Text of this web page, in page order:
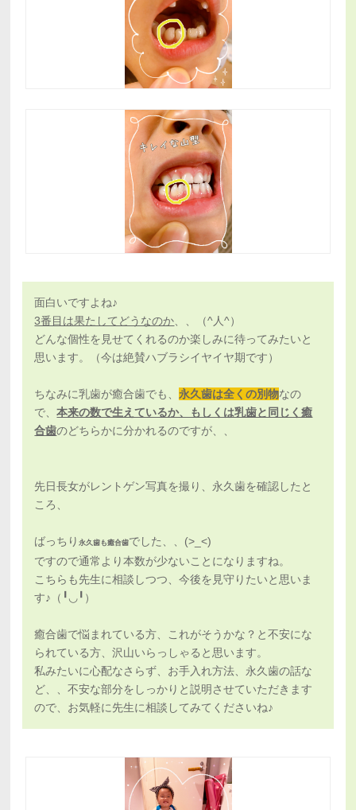
面白いですよね♪
3番目は果たしてどうなのか、、（^人^）
どんな個性を見せてくれるのか楽しみに待ってみたいと
思います。（今は絶賛ハブラシイヤイヤ期です）
ちなみに乳歯が癒合歯でも、永久歯は全くの別物なの
で、本来の数で生えているか、もしくは乳歯と同じく癒
合歯のどちらかに分かれるのですが、、
先日長女がレントゲン写真を撮り、永久歯を確認したと
ころ、
ばっちり永久歯も癒合歯でした、、(>_<)
ですので通常より本数が少ないことになりますね。
こちらも先生に相談しつつ、今後を見守りたいと思いま
す♪（╹◡╹）
癒合歯で悩まれている方、これがそうかな？と不安にな
られている方、沢山いらっしゃると思います。
私みたいに心配なさらず、お手入れ方法、永久歯の話な
ど、、不安な部分をしっかりと説明させていただきます
ので、お気軽に先生に相談してみてくださいね♪